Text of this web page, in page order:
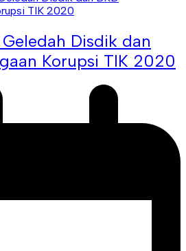
Disdik dan
Korupsi TIK 2020